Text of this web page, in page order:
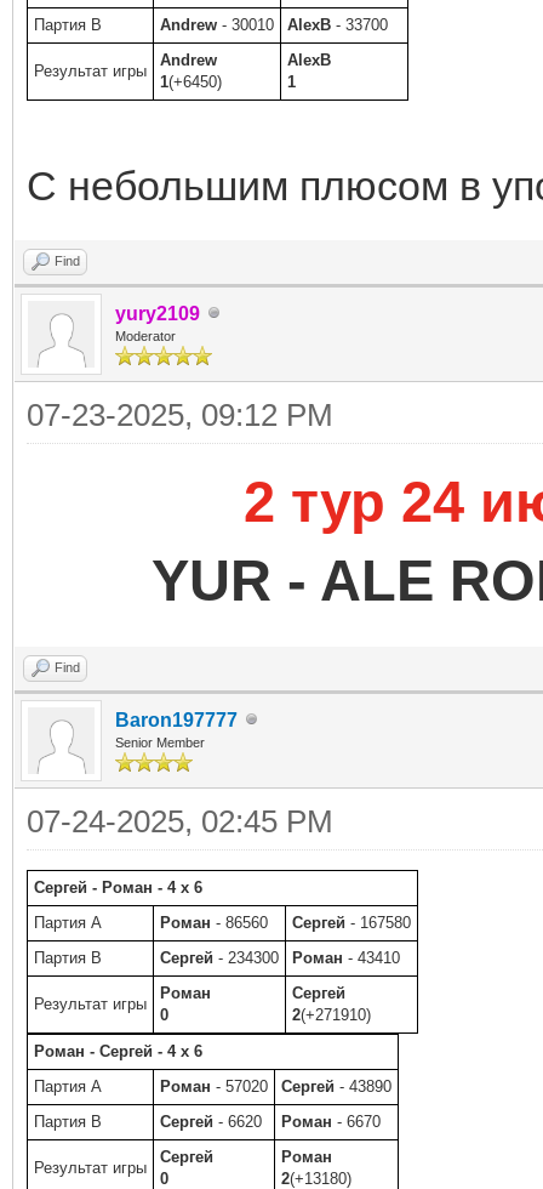
Партия B
Andrew - 30010 AlexB - 33700
Результат игры
Andrew
1(+6450)
AlexB
1
С небольшим плюсом в
Find
yury2109
Moderator
07-23-2025, 09:12 PM
2 тур 24
YUR - ALE
Find
Baron197777
Senior Member
07-24-2025, 02:45 PM
Сергей - Роман - 4 x 6
Партия A
Роман - 86560 Сергей - 167580
Партия B
Сергей - 234300 Роман - 43410
Результат игры
Роман
0
Сергей
2(+271910)
Роман - Сергей - 4 x 6
Партия A
Роман - 57020 Сергей - 43890
Партия B
Сергей - 6620 Роман - 6670
Результат игры
Сергей
0
Роман
2(+13180)